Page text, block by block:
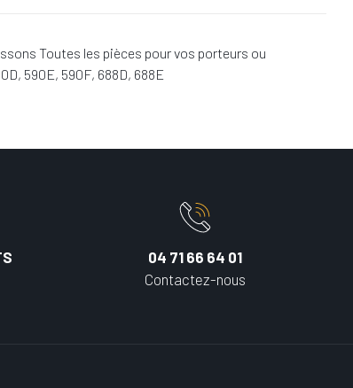
Toutes les pièces pour vos porteurs ou
590E, 590F, 688D, 688E
04 71 66 64 01
Contactez-nous